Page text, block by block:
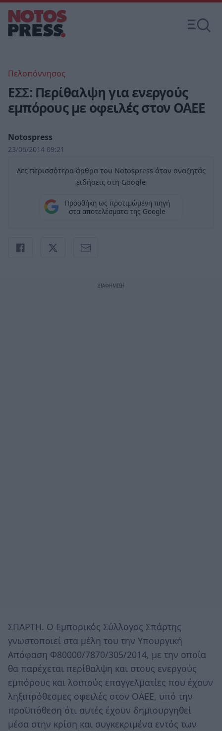
Πελοπόννησος
ΕΣΣ: Περίθαλψη για ενεργούς
εμπόρους με οφειλές στον ΟΑΕΕ
Notospress
23/06/2014 09:21
Δες περισσότερα άρθρα του Notospress όταν αναζητάς
ειδήσεις στη Google
Προσθήκη ως προτιμώμενη πηγή
στα αποτελέσματα της Google
ΣΠΑΡΤΗ. Ο Εμπορικός Σύλλογος Σπάρτης
γνωστοποιεί στα μέλη του την Υπουργική
Απόφαση Φ80000/7870/305/2014, με την οποία
θα παρέχεται περίθαλψη και στους ενεργούς
εμπόρους και λοιπούς επαγγελματίες που έχουν
ληξιπρόθεσμες οφειλές στον ΟΑΕΕ, υπό την
προϋπόθεση ότι αυτές έχουν δημιουργηθεί
μέσα στην κρίση και συγκεκριμένα εντός των